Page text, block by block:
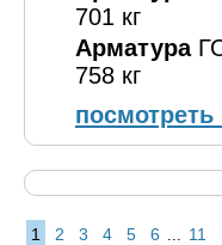
701 кг
Арматура
758 кг
1 2 3 4 5 6 11